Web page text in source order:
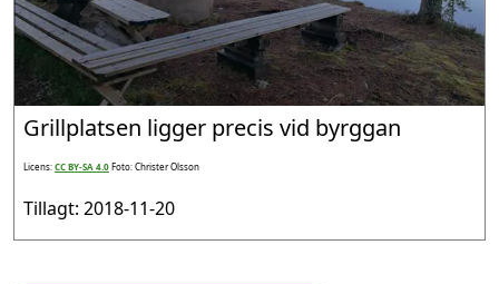
Grillplatsen ligger precis vid byrggan
Licens:CC BY-SA 4.0Foto: Christer Olsson
Tillagt: 2018-11-20